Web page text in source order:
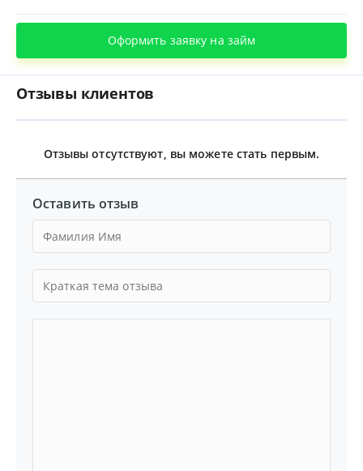
Оформить заявку на займ
Отзывы клиентов
Отзывы отсутствуют, вы можете стать первым.
Оставить отзыв